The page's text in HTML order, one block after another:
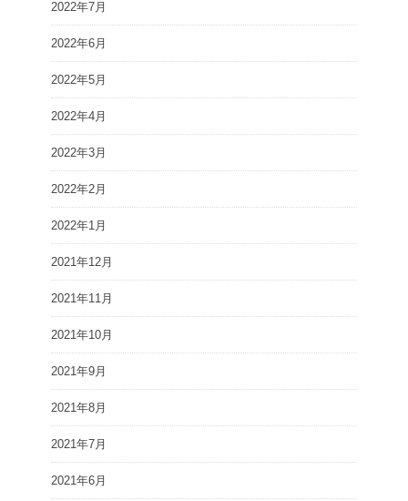
2022年7月
2022年6月
2022年5月
2022年4月
2022年3月
2022年2月
2022年1月
2021年12月
2021年11月
2021年10月
2021年9月
2021年8月
2021年7月
2021年6月